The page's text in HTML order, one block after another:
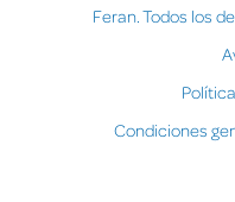
Feran. Todos los
Condiciones